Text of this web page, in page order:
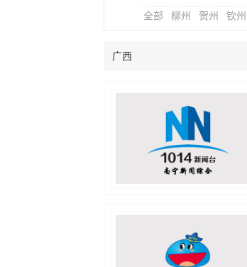
全部
柳州 贺州 钦州
广西